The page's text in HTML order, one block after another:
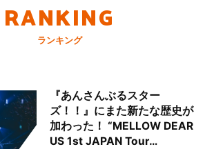
RANKING
ランキング
『あんさんぶるスター
ズ！！』にまた新たな歴史が
加わった！ “MELLOW DEAR
US 1st JAPAN Tour